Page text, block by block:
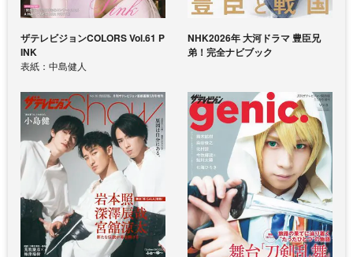
ザテレビジョンCOLORS Vol.61 P
INK
表紙：中島健人
NHK2026年 大河ドラマ 豊臣兄
弟！完全ナビブック